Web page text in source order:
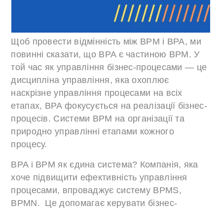
Щоб провести відмінність між BPM і BPA, ми
повинні сказати, що BPA є частиною BPM. У
той час як управління бізнес-процесами — це
дисципліна управління, яка охоплює
наскрізне управління процесами на всіх
етапах, BPA фокусується на реалізації бізнес-
процесів. Системи BPM на організації та
природно управлінні етапами кожного
процесу.
BPA і BPM як єдина система? Компанія, яка
хоче підвищити ефективність управління
процесами, впроваджує систему BPMS,
BPMN. Це допомагає керувати бізнес-